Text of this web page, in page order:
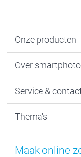
Onze producten
Fotoboeken
Fotocadeaus
Kaarten
Over smartphoto
Vacatures
Bestelproces
Herroepingsrecht
Service & contact
Mijn orderstatus
Thema's
Baby
Maak online